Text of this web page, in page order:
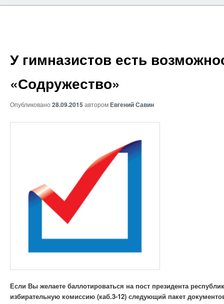
У гимназистов есть
«Содружество»
Опубликовано 28.09.2015 авторомЕвгений Савин
Если Вы желаете баллотироваться на пост президента
избирательную комиссию (каб.3-12) следующий пакет